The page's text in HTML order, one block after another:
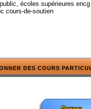
écoles supérieures
cours-de-soutien
DES COURS